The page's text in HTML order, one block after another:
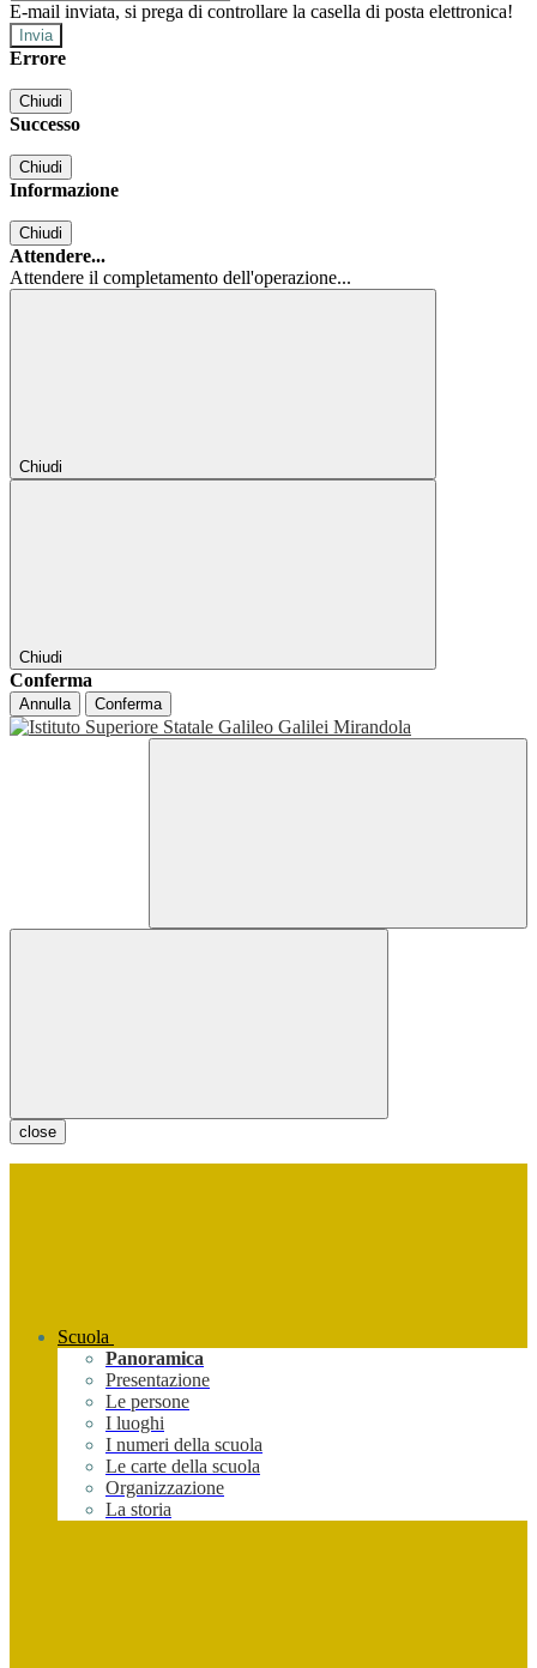
E-mail inviata, si prega di controllare la casella di posta elettronica!
Errore
Chiudi
Successo
Chiudi
Informazione
Chiudi
Attendere...
Attendere il completamento dell'operazione...
Chiudi
Chiudi
Conferma
Annulla Conferma
close
Scuola
Panoramica
Presentazione
Le persone
I luoghi
I numeri della scuola
Le carte della scuola
Organizzazione
La storia